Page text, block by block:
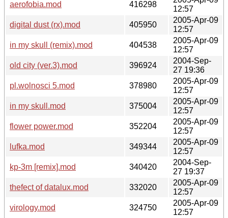
aerofobia.mod
416298
12:57
digital dust (rx).mod
405950
2005-Apr-09
12:57
in my skull (remix).mod
404538
2005-Apr-09
12:57
old city (ver.3).mod
396924
2004-Sep-
27 19:36
pl.wolnosci 5.mod
378980
2005-Apr-09
12:57
in my skull.mod
375004
2005-Apr-09
12:57
flower power.mod
352204
2005-Apr-09
12:57
lufka.mod
349344
2005-Apr-09
12:57
kp-3m [remix].mod
340420
2004-Sep-
27 19:37
thefect of datalux.mod
332020
2005-Apr-09
12:57
virology.mod
324750
2005-Apr-09
12:57